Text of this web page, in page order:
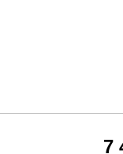
7